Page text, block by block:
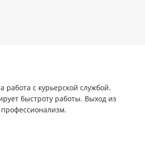
с курьерской службой.
быстроту работы. Выход из